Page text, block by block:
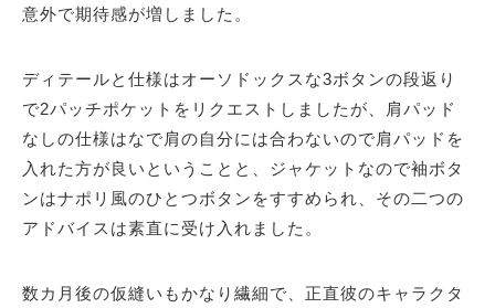
意外で期待感が増しました。
ディテールと仕様はオーソドックスな3ボタンの段返り
で2パッチポケットをリクエストしましたが、肩パッド
なしの仕様はなで肩の自分には合わないので肩パッドを
入れた方が良いということと、ジャケットなので袖ボタ
ンはナポリ風のひとつボタンをすすめられ、その二つの
アドバイスは素直に受け入れました。
数カ月後の仮縫いもかなり繊細で、正直彼のキャラクタ